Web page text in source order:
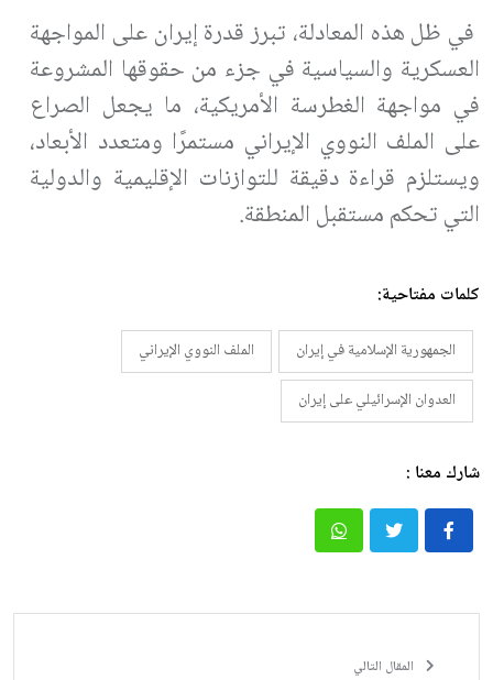
في ظل هذه المعادلة، تبرز قدرة إيران على المواجهة
العسكرية والسياسية في جزء من حقوقها المشروعة
في مواجهة الغطرسة الأمريكية، ما يجعل الصراع
على الملف النووي الإيراني مستمرًا ومتعدد الأبعاد،
ويستلزم قراءة دقيقة للتوازنات الإقليمية والدولية
التي تحكم مستقبل المنطقة.
كلمات مفتاحية:
الجمهورية الإسلامية في إيران
الملف النووي الإيراني
العدوان الإسرائيلي على إيران
شارك معنا :
المقال التالي